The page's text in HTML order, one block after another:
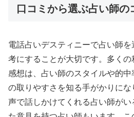
口コミから選ぶ占い師の
電話占いデスティニーで占い師
考にすることが大切です。多く
感想は、占い師のスタイルや的
の取りやすさを知る手がかりに
声で話しかけてくれる占い師が